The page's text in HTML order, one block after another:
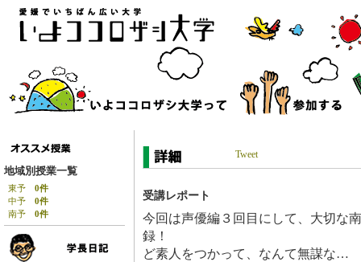
地域別授業一覧
東予 0件
中予 0件
南予 0件
Tweet
受講レポート
今回は声優編３回目にして、大切な
録！
ど素人をつかって、なんて無謀な…